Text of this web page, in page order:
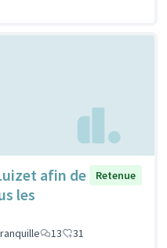
afin de
les
Retenue
13 31